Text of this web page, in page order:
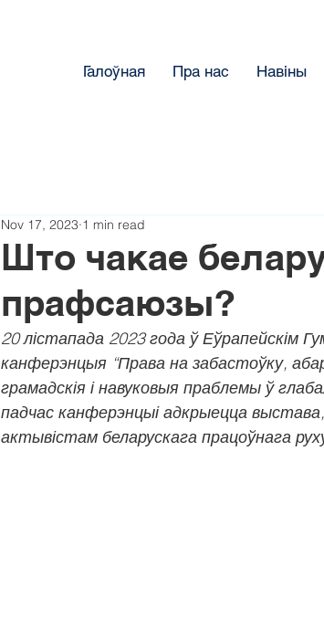
Галоўная Пра нас Навіны
Што чакае
прафсаюзы?
Nov 17, 2023 1 min read
20 лістапада 2023 года ў Еўрапейскім
канферэнцыя “Права на забастоўку,
грамадскія і навуковыя праблемы ў
падчас канферэнцыі адкрыецца
актывістам беларускага працоўнага